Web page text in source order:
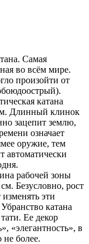
Самая
во всём мире.
произойти от
катана
Длинный клинок
зацепит землю,
означает
оружие, тем
автоматически
рабочей зоны
Безусловно, рост
эти
катана
Ее декор
«элегантность», в
более.